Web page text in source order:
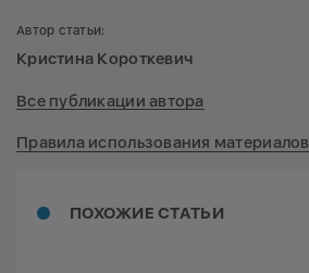
ПОХОЖИЕ СТАТЬИ
Автор статьи:
Кристина Короткевич
Все публикации автора
Правила использования материалов